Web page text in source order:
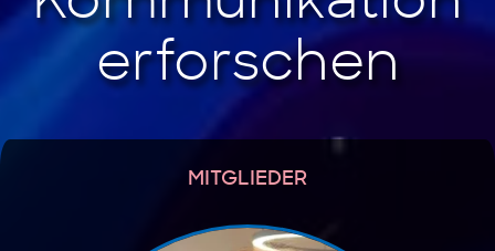
MITGLIEDER